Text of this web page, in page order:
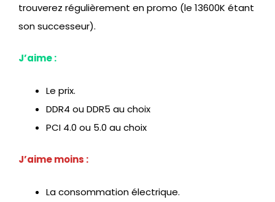
trouverez régulièrement en promo (le 13600K étant
son successeur).
J’aime :
Le prix.
DDR4 ou DDR5 au choix
PCI 4.0 ou 5.0 au choix
J’aime moins :
La consommation électrique.